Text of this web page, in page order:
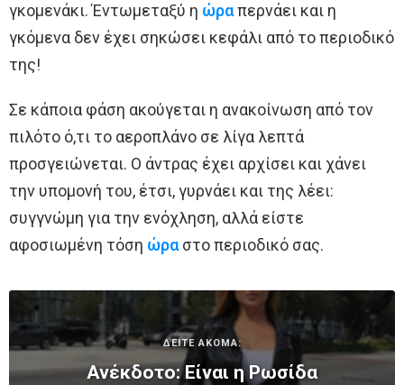
γκομενάκι. Έντωμεταξύ η ώραπερνάει και η
γκόμενα δεν έχει σηκώσει κεφάλι από το περιοδικό
της!
Σε κάποια φάση ακούγεται η ανακοίνωση από τον
πιλότο ό,τι το αεροπλάνο σε λίγα λεπτά
προσγειώνεται. Ο άντρας έχει αρχίσει και χάνει
την υπομονή του, έτσι, γυρνάει και της λέει:
συγγνώμη για την ενόχληση, αλλά είστε
αφοσιωμένη τόση ώραστο περιοδικό σας.
ΔΕΙΤΕ ΑΚΟΜΑ:
Ανέκδοτο: Είναι η Ρωσίδα